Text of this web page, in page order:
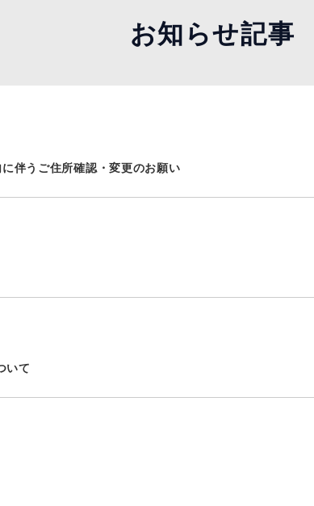
お知らせ記事
伴うご住所確認・変更のお願い
いて